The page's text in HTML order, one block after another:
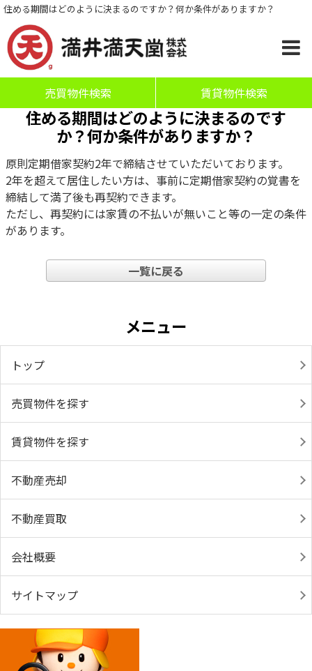
住める期間はどのように決まるのですか？何か条件がありますか？
売買物件検索 賃貸物件検索
住める期間はどのように決まるのです
か？何か条件がありますか？
原則定期借家契約2年で締結させていただいております。
2年を超えて居住したい方は、事前に定期借家契約の覚書を
締結して満了後も再契約できます。
ただし、再契約には家賃の不払いが無いこと等の一定の条件
があります。
一覧に戻る
メニュー
トップ
売買物件を探す
賃貸物件を探す
不動産売却
不動産買取
会社概要
サイトマップ